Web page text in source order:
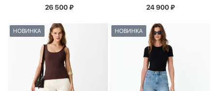
26 500₽ 24 900₽
НОВИНКА НОВИНКА